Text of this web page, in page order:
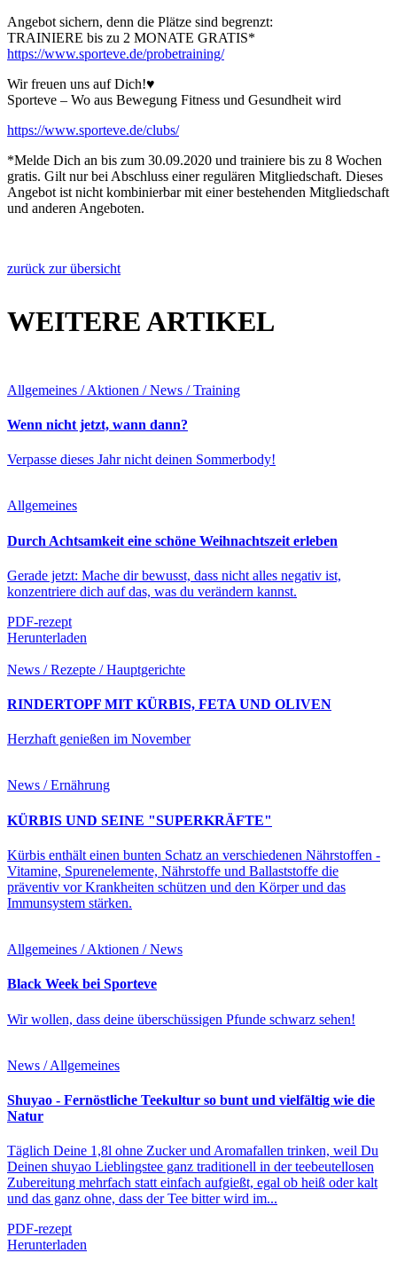
Angebot sichern, denn die Plätze sind begrenzt:
TRAINIERE bis zu 2 MONATE GRATIS*
https://www.sporteve.de/probetraining/
Wir freuen uns auf Dich!♥️
Sporteve – Wo aus Bewegung Fitness und Gesundheit wird
https://www.sporteve.de/clubs/
*Melde Dich an bis zum 30.09.2020 und trainiere bis zu 8 Wochen
gratis. Gilt nur bei Abschluss einer regulären Mitgliedschaft. Dieses
Angebot ist nicht kombinierbar mit einer bestehenden Mitgliedschaft
und anderen Angeboten.
zurück zur übersicht
WEITERE ARTIKEL
Allgemeines / Aktionen / News / Training
Wenn nicht jetzt, wann dann?
Verpasse dieses Jahr nicht deinen Sommerbody!
Allgemeines
Durch Achtsamkeit eine schöne Weihnachtszeit erleben
Gerade jetzt: Mache dir bewusst, dass nicht alles negativ ist,
konzentriere dich auf das, was du verändern kannst.
PDF-rezept
Herunterladen
News / Rezepte / Hauptgerichte
RINDERTOPF MIT KÜRBIS, FETA UND OLIVEN
Herzhaft genießen im November
News / Ernährung
KÜRBIS UND SEINE "SUPERKRÄFTE"
Kürbis enthält einen bunten Schatz an verschiedenen Nährstoffen -
Vitamine, Spurenelemente, Nährstoffe und Ballaststoffe die
präventiv vor Krankheiten schützen und den Körper und das
Immunsystem stärken.
Allgemeines / Aktionen / News
Black Week bei Sporteve
Wir wollen, dass deine überschüssigen Pfunde schwarz sehen!
News / Allgemeines
Shuyao - Fernöstliche Teekultur so bunt und vielfältig wie die
Natur
Täglich Deine 1,8l ohne Zucker und Aromafallen trinken, weil Du
Deinen shuyao Lieblingstee ganz traditionell in der teebeutellosen
Zubereitung mehrfach statt einfach aufgießt, egal ob heiß oder kalt
und das ganz ohne, dass der Tee bitter wird im...
PDF-rezept
Herunterladen